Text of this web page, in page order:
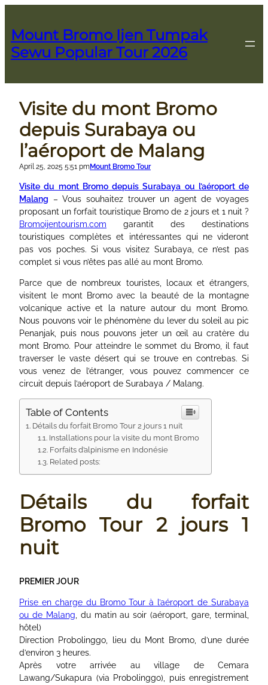
content
Mount Bromo Ijen Tumpak
Sewu Popular Tour 2026
Visite du mont Bromo
depuis Surabaya ou
l’aéroport de Malang
April 25, 2025 5:51 pmMount Bromo Tour
Visite du mont Bromo depuis Surabaya ou l’aéroport de
Malang – Vous souhaitez trouver un agent de voyages
proposant un forfait touristique Bromo de 2 jours et 1 nuit ?
Bromoijentourism.com garantit des destinations
touristiques complètes et intéressantes qui ne videront
pas vos poches. Si vous visitez Surabaya, ce n’est pas
complet si vous n’êtes pas allé au mont Bromo.
Parce que de nombreux touristes, locaux et étrangers,
visitent le mont Bromo avec la beauté de la montagne
volcanique active et la nature autour du mont Bromo.
Nous pouvons voir le phénomène du lever du soleil au pic
Penanjak, puis nous pouvons jeter un œil au cratère du
mont Bromo. Pour atteindre le sommet du Bromo, il faut
traverser le vaste désert qui se trouve en contrebas. Si
vous venez de l’étranger, vous pouvez commencer ce
circuit depuis l’aéroport de Surabaya / Malang.
Table of Contents
Détails du forfait Bromo Tour 2 jours 1 nuit
Installations pour la visite du mont Bromo
Forfaits d’alpinisme en Indonésie
Related posts:
Détails du forfait
Bromo Tour 2 jours 1
nuit
PREMIER JOUR
Prise en charge du Bromo Tour à l’aéroport de Surabaya
ou de Malang, du matin au soir (aéroport, gare, terminal,
hôtel)
Direction Probolinggo, lieu du Mont Bromo, d’une durée
d’environ 3 heures.
Après votre arrivée au village de Cemara
Lawang/Sukapura (via Probolinggo), puis enregistrement